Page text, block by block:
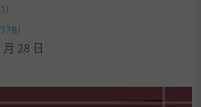
28 日